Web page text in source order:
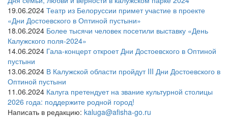
19.06.2024 Театр из Белоруссии примет участие в проекте
«Дни Достоевского в Оптиной пустыни»
18.06.2024 Более тысячи человек посетили выставку «День
Калужского поля-2024»
14.06.2024 Гала-концерт откроет Дни Достоевского в Оптиной
пустыни
13.06.2024 В Калужской области пройдут III Дни Достоевского в
Оптиной пустыни
11.06.2024 Калуга претендует на звание культурной столицы
2026 года: поддержите родной город!
Написать в редакцию: kaluga@afisha-go.ru